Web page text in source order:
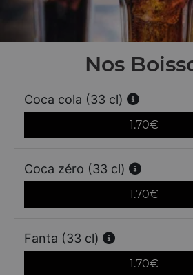
Nos
Coca cola (33 cl)
1.70€
Coca zéro (33 cl)
1.70€
Fanta (33 cl)
1.70€